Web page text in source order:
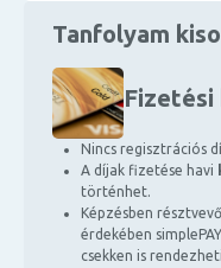
Tanfolyam
Fizetési
Nincs regisztrációs
A díjak fizetése havi
történhet.
Képzésben
érdekében
csekken is